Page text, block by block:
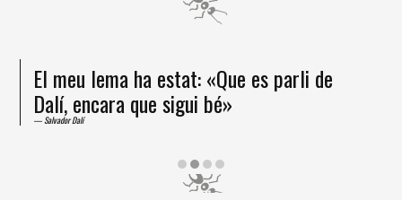
El meu lema ha estat: «Que es parli de
Dalí, encara que sigui bé»
Salvador Dalí